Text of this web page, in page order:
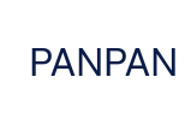
PANPAN